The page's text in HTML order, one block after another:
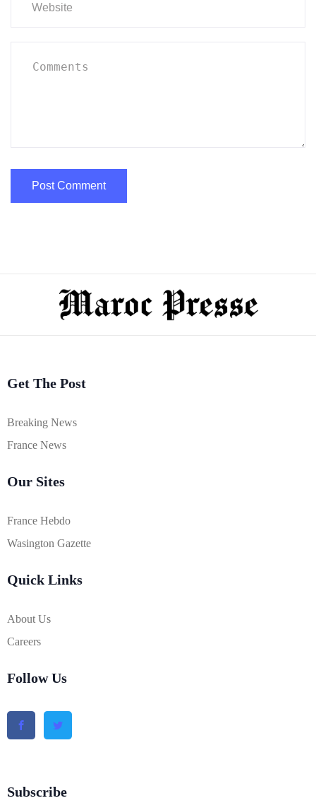
Get The Post
Breaking News
France News
Our Sites
France Hebdo
Wasington Gazette
Quick Links
About Us
Careers
Follow Us
Subscribe